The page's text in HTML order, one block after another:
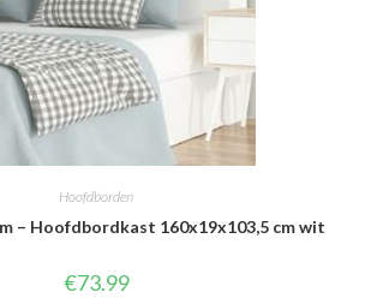
Hoofdborden
– Hoofdbordkast 160x19x103,5 cm wit
€73.99